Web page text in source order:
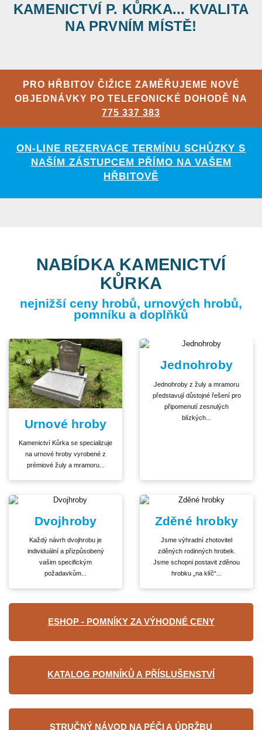
KAMENICTVÍ P. KŮRKA... KVALITA
NA PRVNÍM MÍSTĚ!
PRO HŘBITOV ČIŽICE ZAMĚŘUJEME NOVÉ
OBJEDNÁVKY PO TELEFONICKÉ DOHODĚ NA
775 337 383
ON-LINE REZERVACE TERMÍNU SCHŮZKY S
NAŠÍM ZÁSTUPCEM PŘÍMO NA VAŠEM
HŘBITOVĚ
NABÍDKA KAMENICTVÍ
KŮRKA
nejnižší ceny hrobů, urnových hrobů,
pomníku a doplňků
Urnové hroby
Kamenictví Kůrka se specializuje
na urnové hroby vyrobené z
prémiové žuly a mramoru...
Jednohroby
Jednohroby z žuly a mramoru
představují důstojné řešení pro
připomenutí zesnulých
blízkých...
Dvojhroby
Každý návrh dvojhrobu je
individuální a přizpůsobený
vašim specifickým
požadavkům...
Zděné hrobky
Jsme výhradní zhotovitel
zděných rodinných hrobek.
Jsme schopni postavit zděnou
hrobku „na klíč“...
ESHOP - POMNÍKY ZA VÝHODNÉ CENY
KATALOG POMNÍKŮ A PŘÍSLUŠENSTVÍ
STRUČNÝ NÁVOD NA PÉČI A ÚDRŽBU